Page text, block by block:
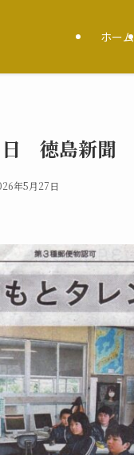
ホーム
日 徳島新聞
年5月27日